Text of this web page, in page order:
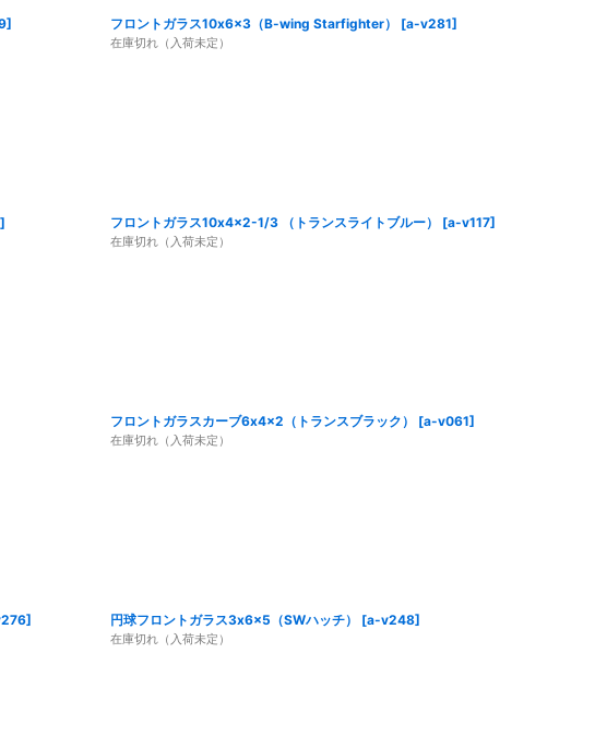
] フロントガラス10x6x3（B-wing Starfighter） [a-v281]
在庫切れ（入荷未定）
] フロントガラス10x4x2-1/3 （トランスライトブルー） [a-v117]
在庫切れ（入荷未定）
フロントガラスカーブ6x4x2（トランスブラック） [a-v061]
在庫切れ（入荷未定）
] 円球フロントガラス3x6x5（SWハッチ） [a-v248]
在庫切れ（入荷未定）